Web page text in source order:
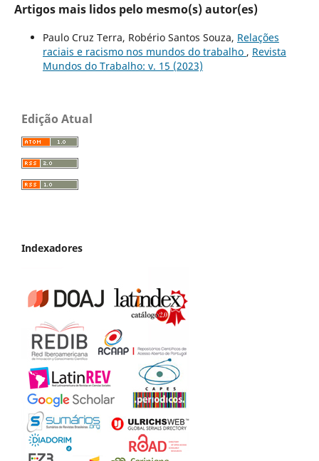
Artigos mais lidos pelo mesmo(s) autor(es)
Paulo Cruz Terra, Robério Santos Souza, Relações
raciais e racismo nos mundos do trabalho , Revista
Mundos do Trabalho: v. 15 (2023)
Edição Atual
Indexadores